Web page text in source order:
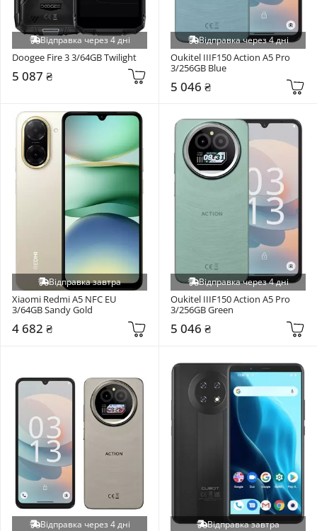
Відправка через 4 дні
Doogee Fire 3 3/64GB Twilight
5 087 ₴
Відправка через 4 дні
Oukitel IIIF150 Action A5 Pro
3/256GB Blue
5 046 ₴
Відправка завтра
Xiaomi Redmi A5 NFC EU
3/64GB Sandy Gold
4 682 ₴
Відправка через 4 дні
Oukitel IIIF150 Action A5 Pro
3/256GB Green
5 046 ₴
Відправка через 4 дні Відправка завтра